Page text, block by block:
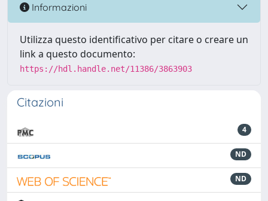
Informazioni
Utilizza questo identificativo per citare o creare un
link a questo documento:
https://hdl.handle.net/11386/3863903
Citazioni
4
ND
ND